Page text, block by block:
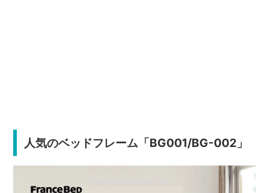
人気のベッドフレーム「BG001/BG-002」